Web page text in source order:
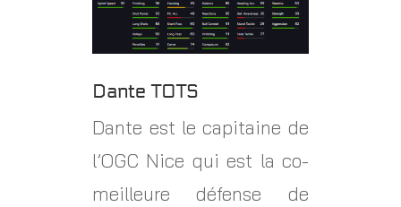
Dante TOTS
Dante est le capitaine de
l’OGC Nice qui est la co-
meilleure défense de